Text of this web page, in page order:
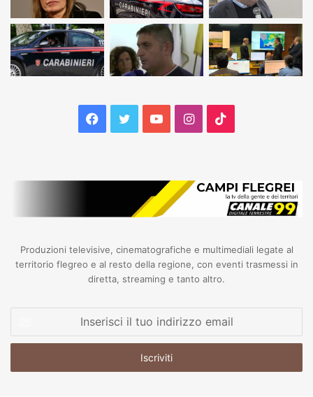
Facebook
TwitterYouTubeInstagram
Produzioni televisive, cinematografiche e multimediali legate al
territorio flegreo e al resto della regione, con eventi trasmessi in
diretta, streaming e tanto altro.
tuo
email